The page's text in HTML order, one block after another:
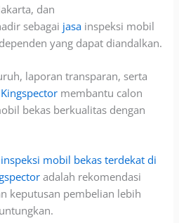
dan
sebagai jasa inspeksi mobil
yang dapat diandalkan.
laporan transparan, serta
Kingspector membantu calon
bekas berkualitas dengan
mobil bekas terdekat di
adalah rekomendasi
keputusan pembelian lebih
ungkan.